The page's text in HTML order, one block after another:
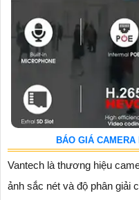
BÁO GIÁ CAMERA
Vantech là thương hiệu
ảnh sắc nét và độ phân giải